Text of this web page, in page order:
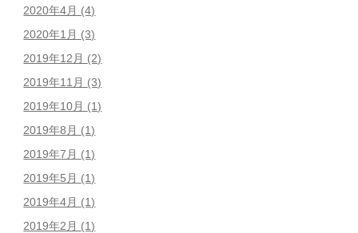
2020年4月 (4)
2020年1月 (3)
2019年12月 (2)
2019年11月 (3)
2019年10月 (1)
2019年8月 (1)
2019年7月 (1)
2019年5月 (1)
2019年4月 (1)
2019年2月 (1)